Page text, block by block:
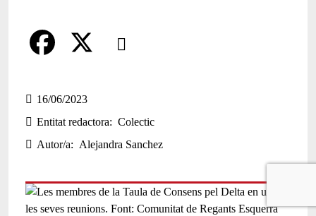
Comparteix
a
c
e
o
16/06/2023
Entitat redactora
Colectic
Autor/a
Alejandra Sanchez